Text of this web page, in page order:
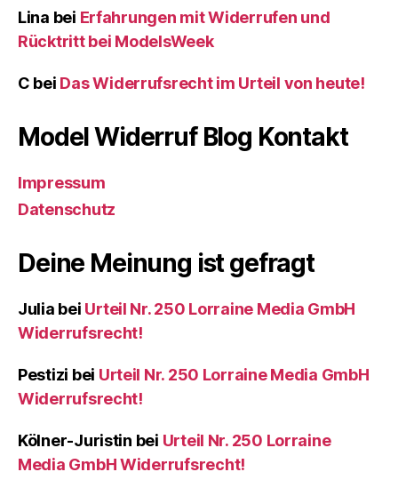
Lina bei Erfahrungen mit Widerrufen und
Rücktritt bei ModelsWeek
C bei Das Widerrufsrecht im Urteil von heute!
Model Widerruf Blog Kontakt
Impressum
Datenschutz
Deine Meinung ist gefragt
Julia bei Urteil Nr. 250 Lorraine Media GmbH
Widerrufsrecht!
Pestizi bei Urteil Nr. 250 Lorraine Media GmbH
Widerrufsrecht!
Kölner-Juristin bei Urteil Nr. 250 Lorraine
Media GmbH Widerrufsrecht!